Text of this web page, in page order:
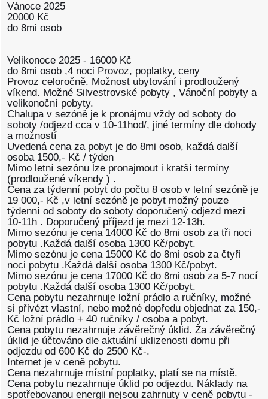
Vánoce 2025
20000 Kč
do 8mi osob
Velikonoce 2025 - 16000 Kč
do 8mi osob ,4 noci Provoz, poplatky, ceny
Provoz celoročně. Možnost ubytování i prodloužený
víkend. Možné Silvestrovské pobyty , Vánoční pobyty a
velikonoční pobyty.
Chalupa v sezóně je k pronájmu vždy od soboty do
soboty /odjezd cca v 10-11hod/, jiné termíny dle dohody
a možností
Uvedená cena za pobyt je do 8mi osob, každá další
osoba 1500,- Kč / týden
Mimo letní sezónu lze pronajmout i kratší termíny
(prodloužené víkendy ) .
Cena za týdenní pobyt do počtu 8 osob v letní sezóně je
19 000,- Kč ,v letní sezóně je pobyt možný pouze
týdenní od soboty do soboty doporučený odjezd mezi
10-11h . Doporučený příjezd je mezi 12-13h.
Mimo sezónu je cena 14000 Kč do 8mi osob za tři noci
pobytu .Každá další osoba 1300 Kč/pobyt.
Mimo sezónu je cena 15000 Kč do 8mi osob za čtyři
noci pobytu .Každá další osoba 1300 Kč/pobyt.
Mimo sezónu je cena 17000 Kč do 8mi osob za 5-7 nocí
pobytu .Každá další osoba 1300 Kč/pobyt.
Cena pobytu nezahrnuje ložní prádlo a ručníky, možné
si přivézt vlastní, nebo možné dopředu objednat za 150,-
Kč ložní prádlo + 40 ručníky / osoba a pobyt.
Cena pobytu nezahrnuje závěrečný úklid. Za závěrečný
úklid je účtováno dle aktuální uklizenosti domu při
odjezdu od 600 Kč do 2500 Kč-.
Internet je v ceně pobytu.
Cena nezahrnuje místní poplatky, platí se na místě.
Cena pobytu nezahrnuje úklid po odjezdu. Náklady na
spotřebovanou energii nejsou zahrnuty v ceně pobytu -